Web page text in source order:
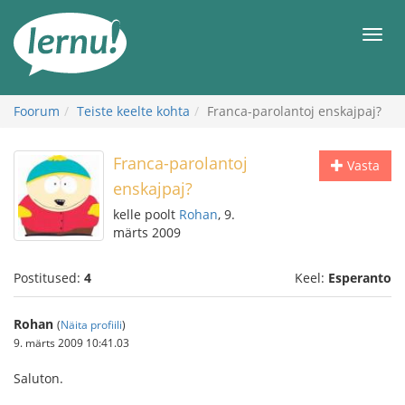
juurde
Foorum Teiste keelte kohta Franca-parolantoj enskajpaj?
Vasta
Franca-parolantoj
enskajpaj?
kelle poolt Rohan, 9.
märts 2009
Postitused: 4 Keel: Esperanto
Rohan (Näita profiili)
9. märts 2009 10:41.03
Saluton.